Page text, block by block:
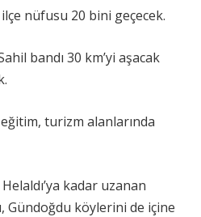
nüfusu 20 bini geçecek.
bandı 30 km’yi aşacak
turizm alanlarında
kadar uzanan
Gündoğdu köylerini de içine